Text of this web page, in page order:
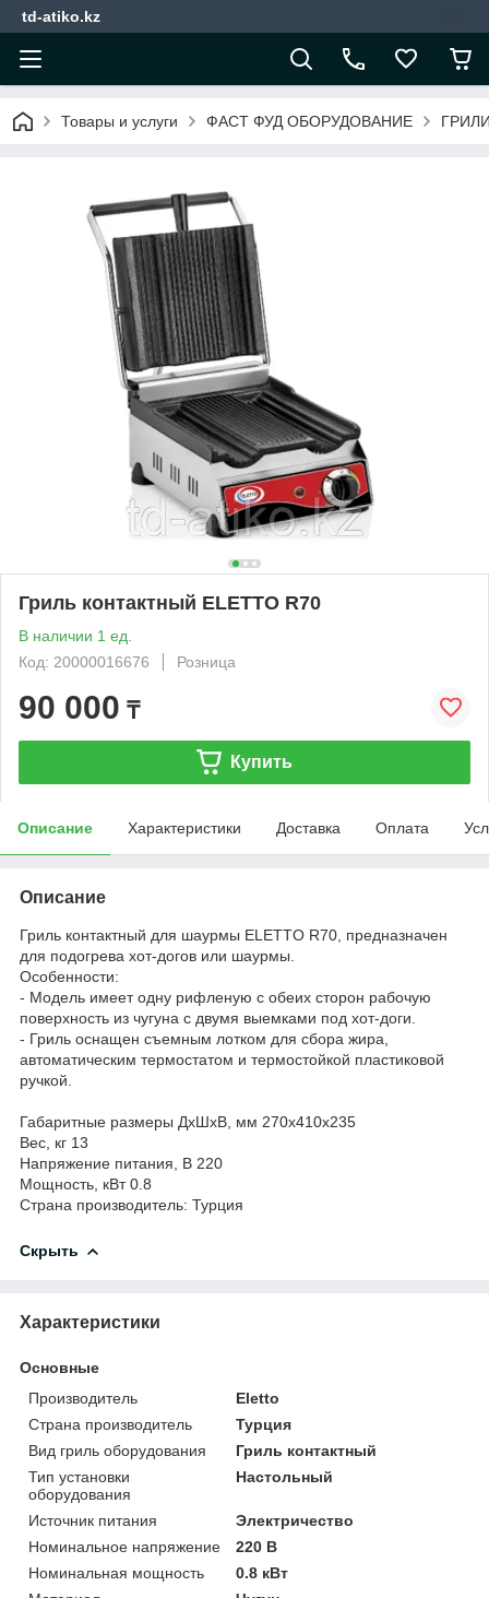
td-atiko.kz
Товары и услуги ФАСТ ФУД ОБОРУДОВАНИЕ
Гриль контактный ELETTO R70
В наличии 1 ед.
Код: 20000016676
Розница
90 000 ₸
Купить
Описание Характеристики Доставка Оплата
Описание
Гриль контактный для шаурмы ELETTO R70, предназначен
для подогрева хот-догов или шаурмы.
Особенности:
- Модель имеет одну рифленую с обеих сторон рабочую
поверхность из чугуна с двумя выемками под хот-доги.
- Гриль оснащен съемным лотком для сбора жира,
автоматическим термостатом и термостойкой пластиковой
ручкой.
Габаритные размеры ДхШхВ, мм 270х410х235
Вес, кг 13
Напряжение питания, В 220
Мощность, кВт 0.8
Страна производитель: Турция
Скрыть
Характеристики
Основные
Производитель
Eletto
Страна производитель
Турция
Вид гриль оборудования
Гриль контактный
Тип установки
оборудования
Настольный
Источник питания
Электричество
Номинальное напряжение
220 В
Номинальная мощность
0.8 кВт